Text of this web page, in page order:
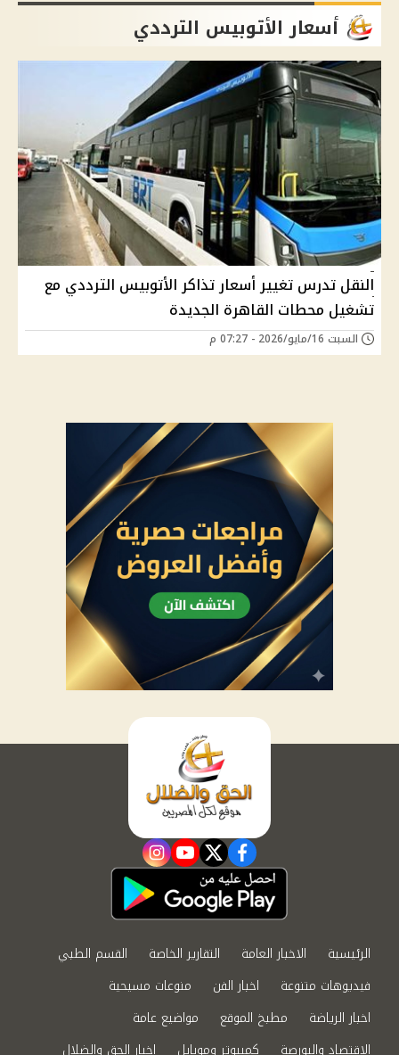
أسعار الأتوبيس الترددي
النقل تدرس تغيير أسعار تذاكر الأتوبيس الترددي مع
تشغيل محطات القاهرة الجديدة
السبت 16/مايو/2026 - 07:27 م
facebook
twitter
youtube
instagram
الرئيسية الاخبار العامة التقارير الخاصة
القسم الطبي
فيديوهات متنوعة
اخبار الفن
منوعات مسيحية
اخبار الرياضة
مطبخ الموقع
مواضيع عامة
الاقتصاد والبورصة
كمبيوتر وموبايل اخبار الحق والضلال